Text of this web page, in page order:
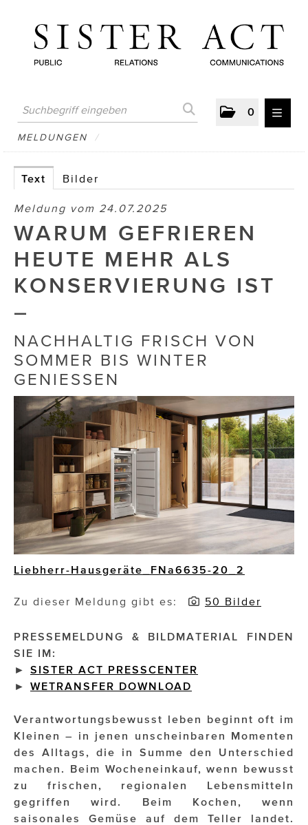
0
MELDUNGEN
AUSTRIAN PRESS DAY
ATELIER FĒ.
Brigitta Nemeth Art
Die Dudlerei
Dominic Marcus Singer
Dr. Albert Fuchs
Élan Flow
Foodsavers
FREIHERZ
FRISTADS
JOHANN STRAUSS – NEW DIMENSIONS
Magenta Telekom
Merz Aesthetics
NEVER AGE NUTRITION
MELDUNGEN /
Text Bilder
Meldung vom 24.07.2025
WARUM GEFRIEREN
HEUTE MEHR ALS
KONSERVIERUNG IST
–
NACHHALTIG FRISCH VON
SOMMER BIS WINTER
GENIESSEN
Liebherr-Hausgeräte_FNa6635-20_2
Zu dieser Meldung gibt es: 50 Bilder
PRESSEMELDUNG & BILDMATERIAL FINDEN
SIE IM:
► SISTER ACT PRESSCENTER
► WETRANSFER DOWNLOAD
Verantwortungsbewusst leben beginnt oft im
Kleinen – in jenen unscheinbaren Momenten
des Alltags, die in Summe den Unterschied
machen. Beim Wocheneinkauf, wenn bewusst
zu frischen, regionalen Lebensmitteln
gegriffen wird. Beim Kochen, wenn
saisonales Gemüse auf dem Teller landet.